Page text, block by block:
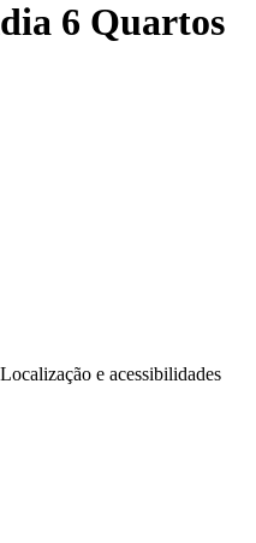
6 Quartos
Localização e acessibilidades